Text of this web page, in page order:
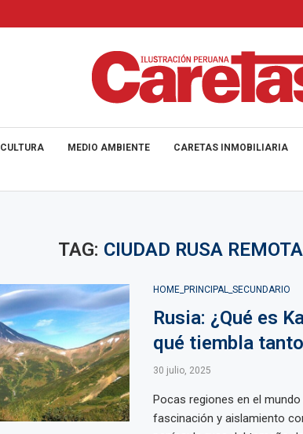
CULTURA MEDIO AMBIENTE CARETAS INMOBILIARIA
TAG: CIUDAD RUSA REMOTA
HOME_PRINCIPAL_SECUNDARIO
Rusia: ¿Qué es
qué tiembla
30 julio, 2025
Pocas regiones en el
fascinación y aislamiento